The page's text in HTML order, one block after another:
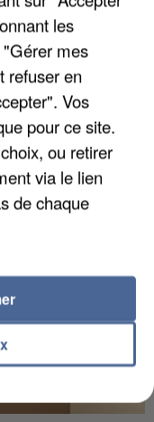
les
mes
refuser en
Vos
pour ce site.
ou retirer
via le lien
de chaque